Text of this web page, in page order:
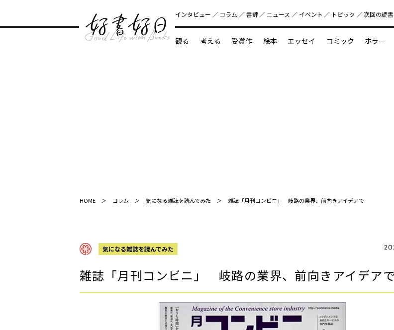
好書好日
インタビュー コラム 書評 ニュース イベント トピック 次回の読
観る 考える 受賞作 絵本 エッセイ コミック ホラー
HOME コラム 気になる雑誌を読んでみた 雑誌「月刊コンビニ」 岐路の業界、前向きアイデアで
気になる雑誌を読んでみた
雑誌「月刊コンビニ」 岐路の業界、前向きアイデアで